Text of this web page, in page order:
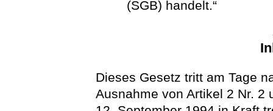
(SGB) handelt.“
Dieses Gesetz tritt am Tage
Ausnahme von Artikel 2 Nr. 2